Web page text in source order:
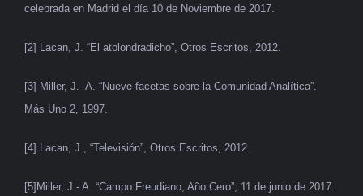
celebrada en Madrid el día 10 de Noviembre de 2017.
[2] Lacan, J. “El atolondradicho”, Otros Escritos, 2012.
[3] Miller, J.- A. “Nueve facetas sobre la Comunidad Analítica”.
Más Uno 2, 1997.
[4] Lacan, J., “Televisión”, Otros Escritos, 2012.
[5]Miller, J.- A. “Campo Freudiano, Año Cero”, 11 de junio de 2017.